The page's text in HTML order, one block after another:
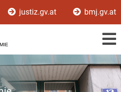
justiz.gv.at bmj.gv.at